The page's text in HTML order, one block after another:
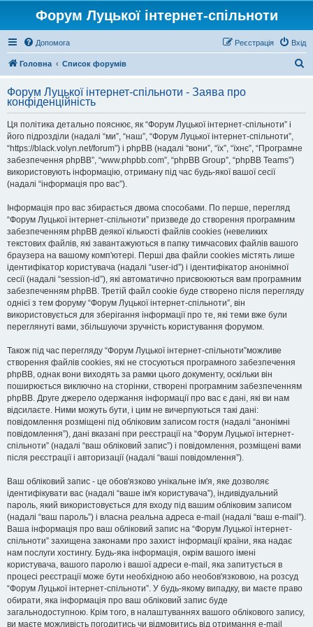
Форум Луцької інтернет-спільноти
Допомога Вхід
Реєстрація
Головна Список форумів
у
Форум Луцької інтернет-спільноти - Заява про
конфіденційність
Ця політика детально пояснює, як “Форум Луцької інтернет-спільноти” і
його підрозділи (надалі “ми”, “наш”, “Форум Луцької інтернет-спільноти”,
“https://black.volyn.net/forum”) і phpBB (надалі “вони”, “їх”, “їхнє”, “Програмне
забезпечення phpBB”, “www.phpbb.com”, “phpBB Group”, “phpBB Teams”)
використовують інформацію, отриману під час будь-якої вашої сесії
(надалі “інформація про вас”).
Інформація про вас збирається двома способами. По перше, перегляд
“Форум Луцької інтернет-спільноти” призведе до створення програмним
забезпеченням phpBB деякої кількості файлів cookies (невеликих
текстових файлів, які завантажуються в папку тимчасових файлів вашого
браузера на вашому комп'ютері. Перші два файли cookies містять лише
ідентифікатор користувача (надалі “user-id”) і ідентифікатор анонімної
сесії (надалі “session-id”), які автоматично присвоюються вам програмним
забезпеченням phpBB. Третій файл cookie буде створено після перегляду
однієї з тем форуму “Форум Луцької інтернет-спільноти”, він
використовується для зберігання інформації про те, які теми вже були
переглянуті вами, збільшуючи зручність користування форумом.
Також під час перегляду “Форум Луцької інтернет-спільноти”можливе
створення файлів cookies, які не стосуються програмного забезпечення
phpBB, однак вони виходять за рамки цього документу, оскільки він
поширюється виключно на сторінки, створені програмним забезпеченням
phpBB. Друге джерело одержання інформації про вас є дані, які ви нам
відсилаєте. Ними можуть бути, і цим не вичерпуються такі дані:
повідомлення розміщені під обліковим записом гостя (надалі “анонімні
повідомлення”), дані вказані при реєстрації на “Форум Луцької інтернет-
спільноти” (надалі “ваш обліковий запис”) і повідомлення, розміщені вами
після реєстрації і авторизації (надалі “ваші повідомлення”).
Ваш обліковий запис - це обов'язково унікальне ім'я, яке дозволяє
ідентифікувати вас (надалі “ваше ім'я користувача”), індивідуальний
пароль, який використовується для входу під вашим обліковим записом
(надалі “ваш пароль”) і власна реальна адреса e-mail (надалі “ваш e-mail”).
Ваша інформація про ваш обліковий запис на “Форум Луцької інтернет-
спільноти” захищена законами про захист інформації країни, яка надає
нам послуги хостингу. Будь-яка інформація, окрім вашого імені
користувача, вашого паролю і вашої адреси e-mail, яка запитується в
процесі реєстрації може бути необхідною або необов'язковою, на розсуд
“Форум Луцької інтернет-спільноти”. У будь-якому випадку, ви маєте право
обирати, яка інформація про ваш обліковий запис буде
загальнодоступною. Крім того, в налаштуваннях вашого облікового запису,
ви маєте можливість погодитись чи відмовитись від отримання e-mail